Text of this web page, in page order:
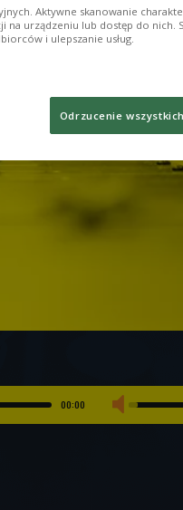
00:00
Aktywne skanowanie
na urządzeniu lub dostęp do nich.
i ulepszanie usług.
Odrzucenie wszystkich